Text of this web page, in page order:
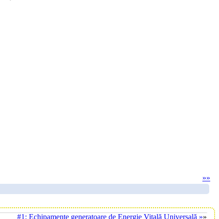
»»
#1: Echipamente generatoare de Energie Vitală Universală »»